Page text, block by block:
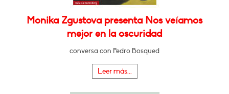
Monika Zgustova presenta Nos veíamos
mejor en la oscuridad
conversa con Pedro Bosqued
Leer más...